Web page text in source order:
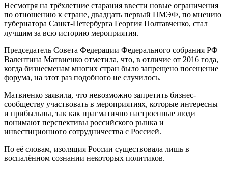
Несмотря на трёхлетние старания ввести новые ограничения
по отношению к стране, двадцать первый ПМЭФ, по мнению
губернатора Санкт-Петербурга Георгия Полтавченко, стал
лучшим за всю историю мероприятия.
Председатель Совета Федерации Федерального собрания РФ
Валентина Матвиенко отметила, что, в отличие от 2016 года,
когда бизнесменам многих стран было запрещено посещение
форума, на этот раз подобного не случилось.
Матвиенко заявила, что невозможно запретить бизнес-
сообществу участвовать в мероприятиях, которые интересны
и прибыльны, так как прагматично настроенные люди
понимают перспективы российского рынка и
инвестиционного сотрудничества с Россией.
По её словам, изоляция России существовала лишь в
воспалённом сознании некоторых политиков.